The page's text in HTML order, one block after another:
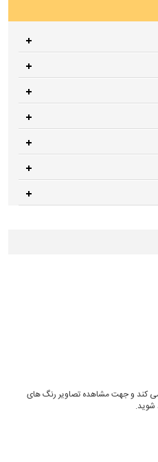
کند و جهت مشاهده تصاویر رنگ های
شوید.